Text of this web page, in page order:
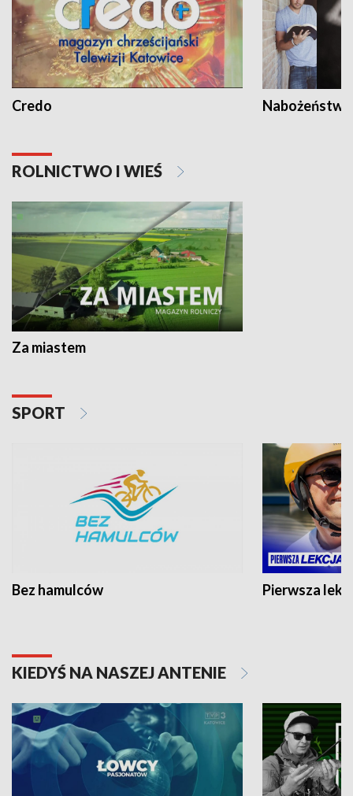
Credo
ROLNICTWO I WIEŚ
Za miastem
SPORT
Bez hamulców Pierwsza
KIEDYŚ NA NASZEJ ANTENIE